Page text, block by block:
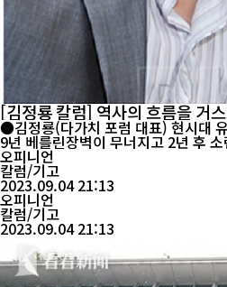
[김정룡 칼럼] 역사의 흐름을 거
●김정룡(다가치 포럼 대표) 현시대 유명 정치학자로 손꼽히는 하버드대학교 샤무엘 헌탕턴 교수는 1996년 저서 『문명의 충돌』을 출간했다. 책이 나오자마자 베스트셀러로 반응이 뜨거웠다. 그는 “198
9년 베를린장벽이 무너지고 2년 후
서...
오피니언
칼럼/기고
2023.09.04 21:13
오피니언
칼럼/기고
2023.09.04 21:13